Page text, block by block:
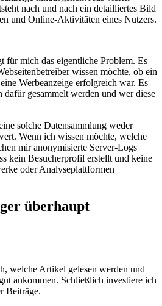
nach und nach ein detailliertes Bild
und Online-Aktivitäten eines Nutzers.
für mich das eigentliche Problem. Es
wissen möchte, ob ein
Werbeanzeige erfolgreich war. Es
gesammelt werden und wer diese
solche Datensammlung weder
Wenn ich wissen möchte, welche
mir anonymisierte Server-Logs
kein Besucherprofil erstellt und keine
oder Analyseplattformen
überhaupt
welche Artikel gelesen werden und
ankommen. Schließlich investiere ich
Beiträge.